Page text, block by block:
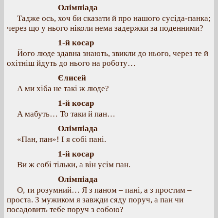
Олімпіада
Тадже ось, хоч би сказати й про нашого сусіда-панка;
через що у нього ніколи нема задержки за поденними?
1-й косар
Його люде здавна знають, звикли до нього, через те й
охітніш йдуть до нього на роботу…
Єлисей
А ми хіба не такі ж люде?
1-й косар
А мабуть… То таки й пан…
Олімпіада
«Пан, пан»! І я собі пані.
1-й косар
Ви ж собі тільки, а він усім пан.
Олімпіада
О, ти розумний… Я з паном – пані, а з простим –
проста. З мужиком я завжди сяду поруч, а пан чи
посадовить тебе поруч з собою?